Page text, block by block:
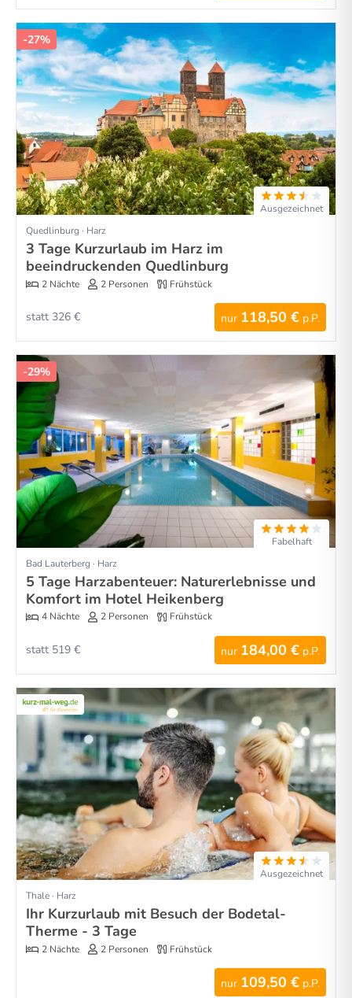
-27%
Ausgezeichnet
Quedlinburg · Harz
3 Tage Kurzurlaub im Harz im
beeindruckenden Quedlinburg
2 Nächte 2 Personen Frühstück
nur 118,50 € p.P.
statt 326 €
-29%
Fabelhaft
Bad Lauterberg · Harz
5 Tage Harzabenteuer: Naturerlebnisse und
Komfort im Hotel Heikenberg
4 Nächte 2 Personen Frühstück
nur 184,00 € p.P.
statt 519 €
Ausgezeichnet
Thale · Harz
Ihr Kurzurlaub mit Besuch der Bodetal-
Therme - 3 Tage
2 Nächte 2 Personen Frühstück
nur 109,50 € p.P.